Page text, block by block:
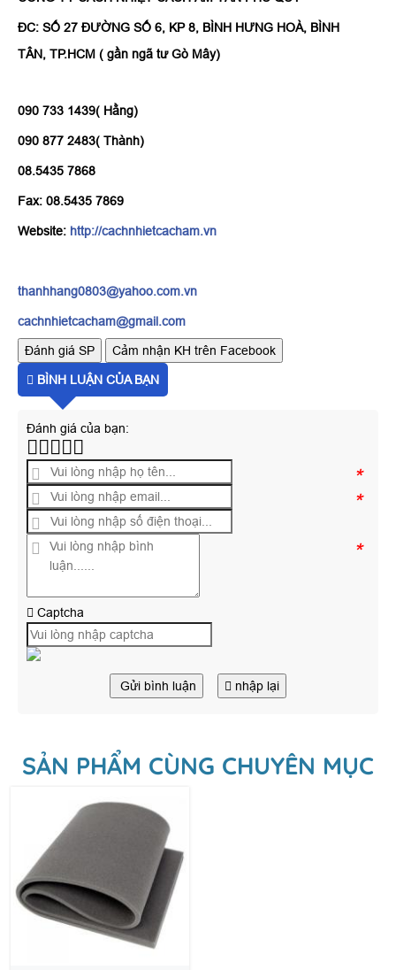
ĐC: SỐ 27 ĐƯỜNG SỐ 6, KP 8, BÌNH HƯNG HOÀ, BÌNH
TÂN, TP.HCM ( gần ngã tư Gò Mây)
090 733 1439( Hằng)
090 877 2483( Thành)
08.5435 7868
Fax: 08.5435 7869
Website: http://cachnhietcacham.vn
thanhhang0803@yahoo.com.vn
cachnhietcacham@gmail.com
Đánh giá SP Cảm nhận KH trên Facebook
BÌNH LUẬN CỦA BẠN
Đánh giá của bạn:
*
*
*
Captcha
Gửi bình luận nhập lại
SẢN PHẨM CÙNG CHUYÊN MỤC